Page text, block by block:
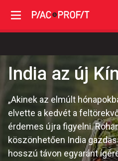
India az új
„Akinek az elmúlt
elvette a kedvét a
érdemes újra figyelni.
köszönhetően India
hosszú távon egyaránt